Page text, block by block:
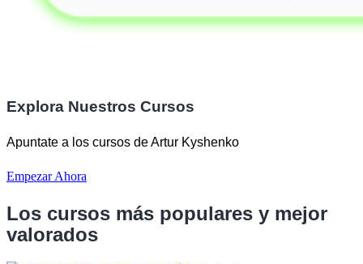
Explora Nuestros Cursos
Apuntate a los cursos de Artur Kyshenko
Empezar Ahora
Los cursos más populares y mejor
valorados